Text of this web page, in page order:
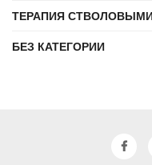
ТЕРАПИЯ
БЕЗ КАТЕГОРИИ